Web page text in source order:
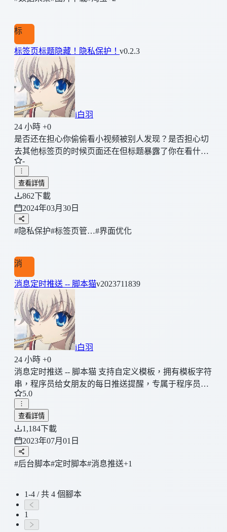
标
标签页标题隐藏！隐私保护！ v0.2.3
i白羽
24 小時 +0
是否还在担心你偷偷看小视频被别人发现？是否担心切
去其他标签页的时候页面还在但标题暴露了你在看什
么？那就试试这个吧！
-
查看詳情
862下載
2024年03月30日
#隐私保护#标签页管…#界面优化
消
消息定时推送 -- 脚本猫v2023711839
i白羽
24 小時 +0
消息定时推送 -- 脚本猫 支持自定义模板，拥有模板字符
串，程序员给女朋友的每日推送提醒，专属于程序员的
浪漫~
5.0
查看詳情
1,184下載
2023年07月01日
#后台脚本#定时脚本#消息推送+1
1-4 / 共 4 個腳本
1